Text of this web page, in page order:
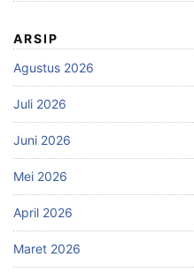
ARSIP
Agustus 2026
Juli 2026
Juni 2026
Mei 2026
April 2026
Maret 2026